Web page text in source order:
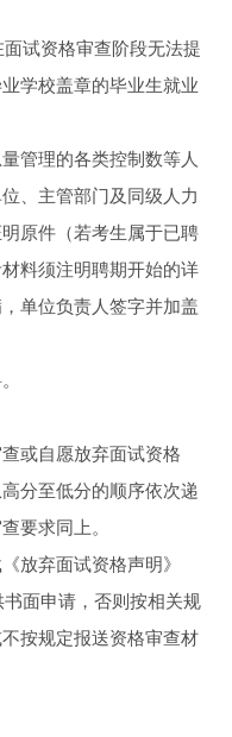
面试资格审查阶段无法提
学校盖章的毕业生就业
管理的各类控制数等人
、主管部门及同级人力
原件（若考生属于已聘
料须注明聘期开始的详
单位负责人签字并加盖
或自愿放弃面试资格
分至低分的顺序依次递
要求同上。
放弃面试资格声明》
书面申请，否则按相关规
按规定报送资格审查材